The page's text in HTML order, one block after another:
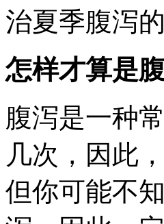
治夏季腹泻
怎样才算是
腹泻是一种
几次，因此
但你可能不